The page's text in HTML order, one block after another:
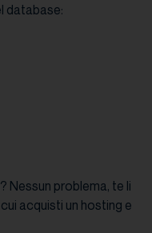
database:
Nessun problema, te li
acquisti un hosting e